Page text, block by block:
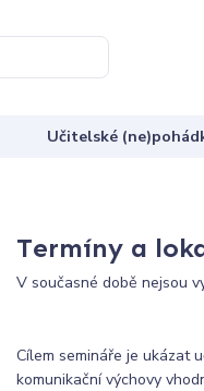
Učitelské
Termíny a
V současné době nejsou
Cílem semináře je ukázat
komunikační výchovy